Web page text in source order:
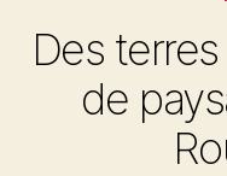
Des
de